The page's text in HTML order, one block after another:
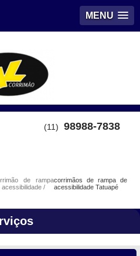
MENU
(11) 98988-7838
de rampa
acessibilidade
corrimãos de rampa de
acessibilidade Tatuapé